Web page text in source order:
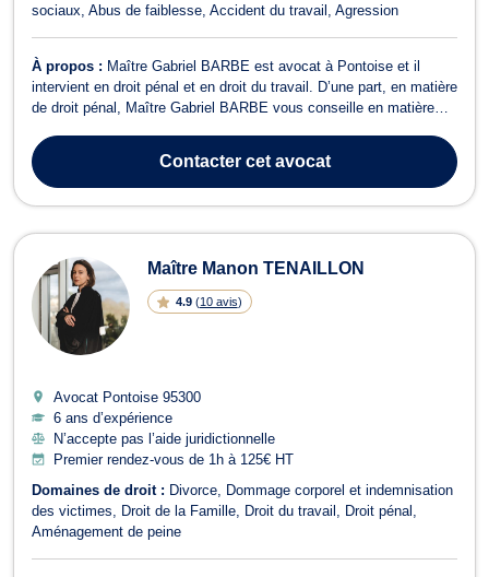
sociaux Abus de faiblesse Accident du travail Agression
À propos : Maître Gabriel BARBE est avocat à Pontoise et il
intervient en droit pénal et en droit du travail. D’une part, en matière
de droit pénal, Maître Gabriel BARBE vous conseille en matière
personnes (meurtre, violences, violences conjugales) ou encore
dans le ca...
Contactercet avocat
Maître Manon TENAILLON
4.9 (10 avis)
Avocat Pontoise 95300
6 ans d’expérience
N’accepte pas l’aide juridictionnelle
Premier rendez-vous de 1h à 125€ HT
Domaines de droit : Divorce
Dommage corporel et indemnisation
des victimes
Droit de la Famille Droit du travail
Droit pénal
Aménagement de peine